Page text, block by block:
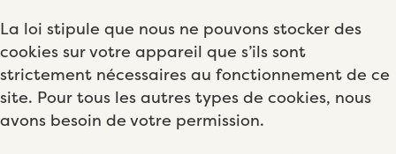
La loi stipule que nous ne pouvons stocker des
cookies sur votre appareil que s’ils sont
strictement nécessaires au fonctionnement de ce
site. Pour tous les autres types de cookies, nous
avons besoin de votre permission.